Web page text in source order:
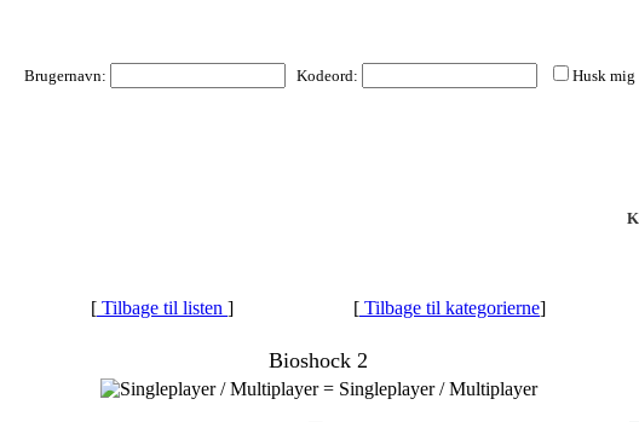
Brugernavn: Kodeord: Husk mig
[ Tilbage til listen ] [ Tilbage til kategorierne]
Bioshock 2
= Singleplayer / Multiplayer